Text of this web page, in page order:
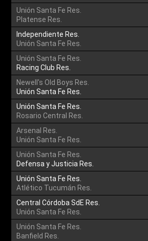
Unión Santa Fe Res.
Platense Res.
Independiente Res.
Unión Santa Fe Res.
Unión Santa Fe Res.
Racing Club Res.
Newell's Old Boys Res.
Unión Santa Fe Res.
Unión Santa Fe Res.
Rosario Central Res.
Arsenal Res.
Unión Santa Fe Res.
Unión Santa Fe Res.
Defensa y Justicia Res.
Unión Santa Fe Res.
Atlético Tucumán Res.
Central Córdoba SdE Res.
Unión Santa Fe Res.
Unión Santa Fe Res.
Banfield Res.